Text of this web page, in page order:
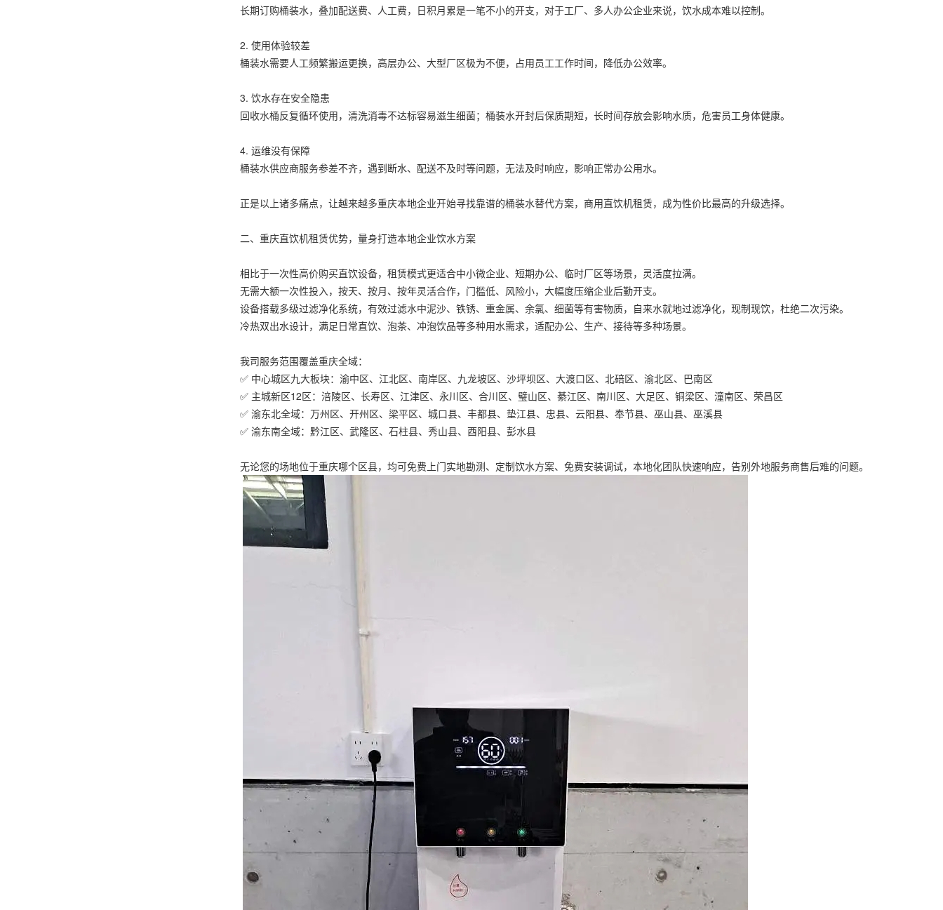
长期订购桶装水，叠加配送费、人工费，日积月累是一笔不小的开支，对于工厂、多人办公企业来说，饮水成本难以控制。
2. 使用体验较差
桶装水需要人工频繁搬运更换，高层办公、大型厂区极为不便，占用员工工作时间，降低办公效率。
3. 饮水存在安全隐患
回收水桶反复循环使用，清洗消毒不达标容易滋生细菌；桶装水开封后保质期短，长时间存放会影响水质，危害员工身体健康。
4. 运维没有保障
桶装水供应商服务参差不齐，遇到断水、配送不及时等问题，无法及时响应，影响正常办公用水。
正是以上诸多痛点，让越来越多重庆本地企业开始寻找靠谱的桶装水替代方案，商用直饮机租赁，成为性价比最高的升级选择。
二、重庆直饮机租赁优势，量身打造本地企业饮水方案
相比于一次性高价购买直饮设备，租赁模式更适合中小微企业、短期办公、临时厂区等场景，灵活度拉满。
无需大额一次性投入，按天、按月、按年灵活合作，门槛低、风险小，大幅度压缩企业后勤开支。
设备搭载多级过滤净化系统，有效过滤水中泥沙、铁锈、重金属、余氯、细菌等有害物质，自来水就地过滤净化，现制现饮，杜绝二次污染。
冷热双出水设计，满足日常直饮、泡茶、冲泡饮品等多种用水需求，适配办公、生产、接待等多种场景。
我司服务范围覆盖重庆全域：
✅ 中心城区九大板块：渝中区、江北区、南岸区、九龙坡区、沙坪坝区、大渡口区、北碚区、渝北区、巴南区
✅ 主城新区12区：涪陵区、长寿区、江津区、永川区、合川区、璧山区、綦江区、南川区、大足区、铜梁区、潼南区、荣昌区
✅ 渝东北全域：万州区、开州区、梁平区、城口县、丰都县、垫江县、忠县、云阳县、奉节县、巫山县、巫溪县
✅ 渝东南全域：黔江区、武隆区、石柱县、秀山县、酉阳县、彭水县
无论您的场地位于重庆哪个区县，均可免费上门实地勘测、定制饮水方案、免费安装调试，本地化团队快速响应，告别外地服务商售后难的问题。